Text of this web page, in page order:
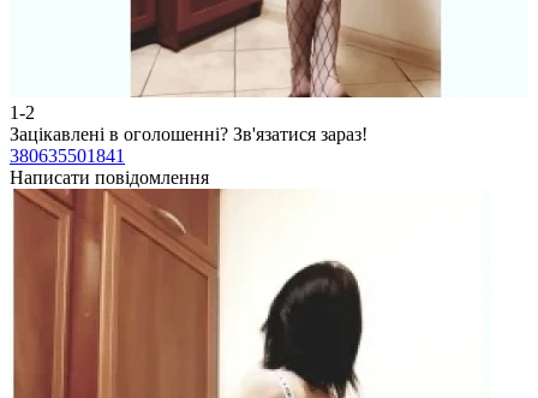
1-2
Зацікавлені в оголошенні? Зв'язатися зараз!
380635501841
Написати повідомлення